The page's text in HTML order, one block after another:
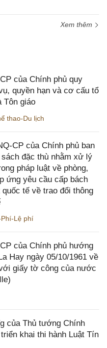
Xem thêm
của Chính phủ quy
quyền hạn và cơ cấu tổ
Tôn giáo
thao-Du lịch
CP của Chính phủ ban
đặc thù nhằm xử lý
pháp luật về phòng,
ứng yêu cầu cấp bách
tế về trao đổi thông
Lệ phí
của Chính phủ hướng
Hay ngày 05/10/1961 về
giấy tờ công của nước
của Thủ tướng Chính
khai thi hành Luật Tín